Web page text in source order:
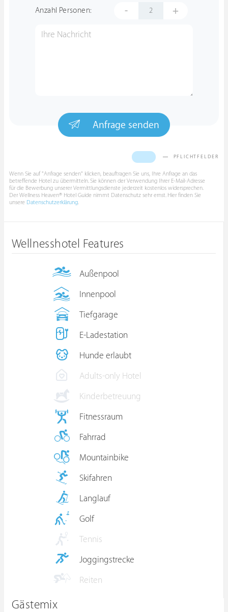
Anzahl Personen: - +
Anfrage senden
PFLICHTFELDER
Wenn Sie auf "Anfrage senden" klicken, beauftragen Sie uns, Ihre Anfrage an das
betreffende Hotel zu übermitteln. Sie können der Verwendung Ihrer E-Mail-Adresse
für die Bewerbung unserer Vermittlungsdienste jederzeit kostenlos widersprechen.
Der Wellness Heaven® Hotel Guide nimmt Datenschutz sehr ernst. Hier finden Sie
unsere Datenschutzerklärung.
Wellnesshotel Features
Außenpool
Innenpool
Tiefgarage
E-Ladestation
Hunde erlaubt
Adults-only Hotel
Kinderbetreuung
Fitnessraum
Fahrrad
Mountainbike
Skifahren
Langlauf
Golf
Tennis
Joggingstrecke
Reiten
Gästemix